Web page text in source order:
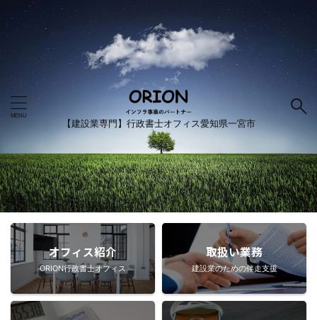
【建設業専門】行政書士オフィス愛知県一宮市
オフィス紹介
ORION行政書士オフィス
取扱い業務
建設業のための伴走支援